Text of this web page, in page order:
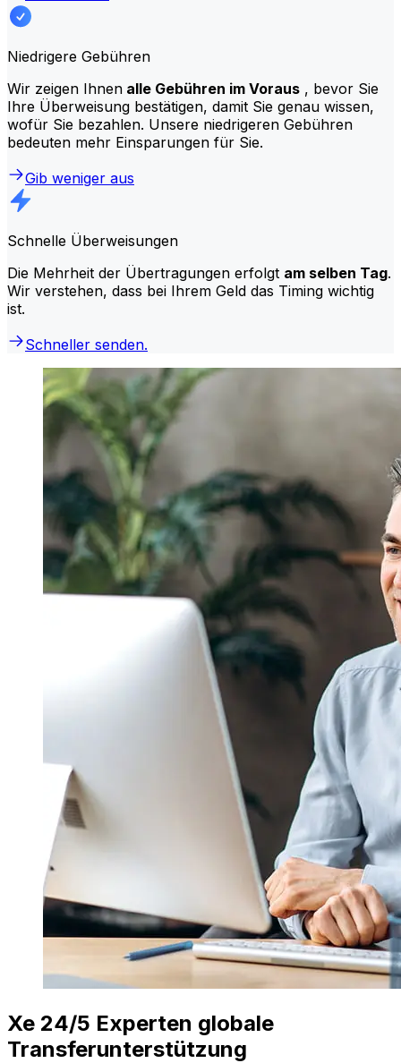
Niedrigere Gebühren
Wir zeigen Ihnen alle Gebühren im Voraus , bevor Sie
Ihre Überweisung bestätigen, damit Sie genau wissen,
wofür Sie bezahlen. Unsere niedrigeren Gebühren
bedeuten mehr Einsparungen für Sie.
Gib weniger aus
Schnelle Überweisungen
Die Mehrheit der Übertragungen erfolgt am selben Tag.
Wir verstehen, dass bei Ihrem Geld das Timing wichtig
ist.
Schneller senden.
Xe 24/5 Experten globale
Transferunterstützung